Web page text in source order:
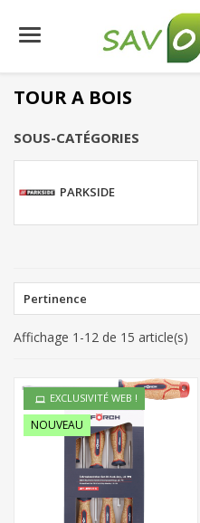
TOUR A BOIS
SOUS-CATÉGORIES
PARKSIDE
Pertinence
Affichage 1-12 de 15 article(s)
EXCLUSIVITÉ WEB !
NOUVEAU